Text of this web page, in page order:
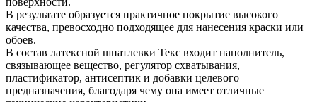
В результате образуется практичное покрытие высокого
качества, превосходно подходящее для нанесения краски или
обоев.
В состав латексной шпатлевки Текс входит наполнитель,
связывающее вещество, регулятор схватывания,
пластификатор, антисептик и добавки целевого
предназначения, благодаря чему она имеет отличные